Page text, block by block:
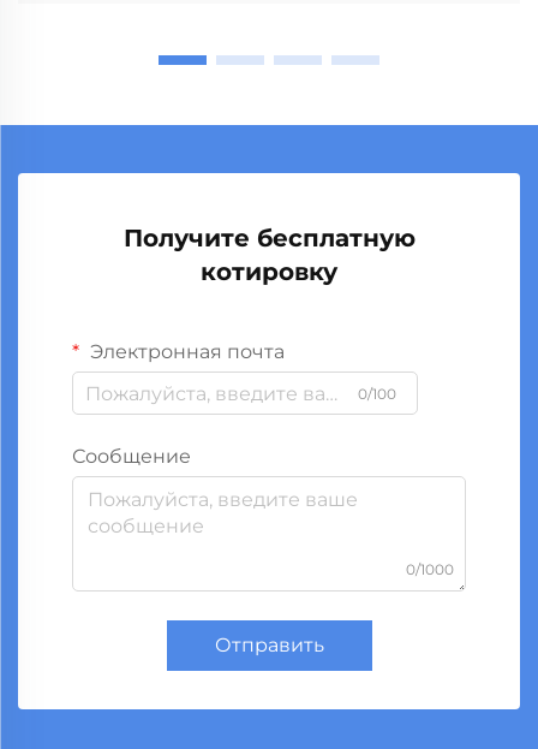
Получите бесплатную
котировку
Электронная почта
0/100
Сообщение
0/1000
Отправить